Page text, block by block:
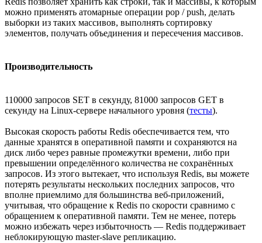
можно применять атомарные операции pop / push, делать
выборки из таких массивов, выполнять сортировку
элементов, получать объединения и пересечения массивов.
Производительность
110000 запросов SET в секунду, 81000 запросов GET в
секунду на Linux-сервере начального уровня (тесты).
Высокая скорость работы Redis обеспечивается тем, что
данные хранятся в оперативной памяти и сохраняются на
диск либо через равные промежутки времени, либо при
превышении определённого количества не сохранённых
запросов. Из этого вытекает, что используя Redis, вы можете
потерять результаты нескольких последних запросов, что
вполне приемлимо для большинства веб-приложений,
учитывая, что обращение к Redis по скорости сравнимо с
обращением к оперативной памяти. Тем не менее, потерь
можно избежать через избыточность — Redis поддерживает
неблокирующую master-slave репликацию.